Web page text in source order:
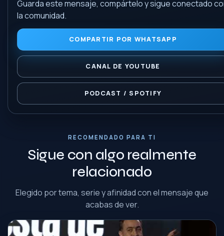
Guarda este mensaje, compártelo y sigue conectado
la comunidad.
COMPARTIR POR WHATSAPP
CANAL DE YOUTUBE
PODCAST / SPOTIFY
RECOMENDADO PARA TI
Sigue con algo realmente
relacionado
Elegido por tema, serie y afinidad con el mensaje que
acabas de ver.